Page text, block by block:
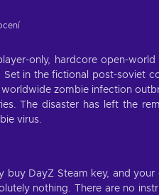
only, hardcore open-
in the fictional post-soviet
zombie infection
The disaster has left the
virus.
buy DayZ Steam key, and
nothing. There are no